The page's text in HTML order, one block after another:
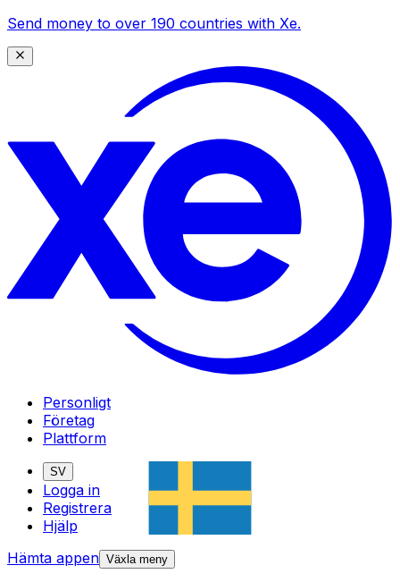
Send money to over 190 countries with Xe.
Personligt
Företag
Plattform
SV
Logga in
Registrera
Hjälp
Hämta appen Växla meny